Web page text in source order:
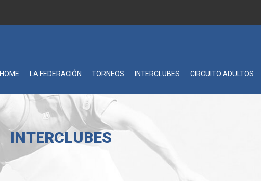
HOME LA FEDERACIÓN TORNEOS INTERCLUBES CIRCUITO ADULTOS
INTERCLUBES